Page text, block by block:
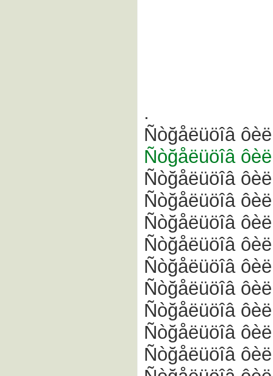
.
Ñòğåëüöîâ
Ñòğåëüöîâ
Ñòğåëüöîâ
Ñòğåëüöîâ
Ñòğåëüöîâ
Ñòğåëüöîâ
Ñòğåëüöîâ
Ñòğåëüöîâ
Ñòğåëüöîâ
Ñòğåëüöîâ
Ñòğåëüöîâ